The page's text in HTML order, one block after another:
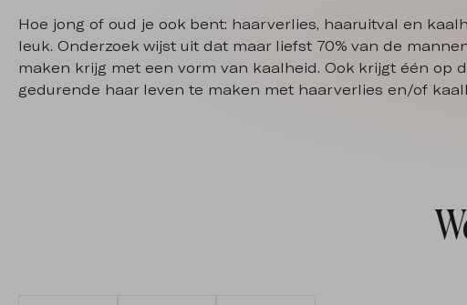
Hoe jong of oud je ook bent: haarverlies, haaruitval en
leuk. Onderzoek wijst uit dat maar liefst 70% van de
maken krijg met een vorm van kaalheid. Ook krijgt één op
gedurende haar leven te maken met haarverlies en/of